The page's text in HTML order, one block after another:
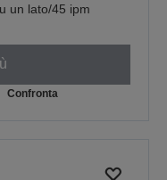
un lato/45 ipm
Confronta